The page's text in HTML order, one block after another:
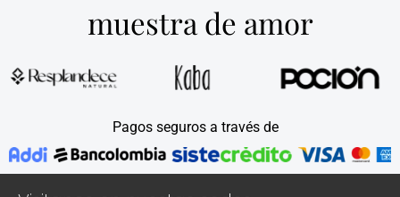
muestra de amor
Pagos seguros a través de